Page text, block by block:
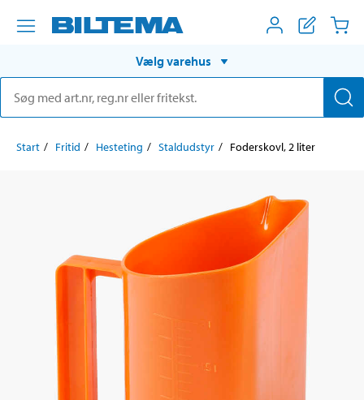
Vælg varehus
Start Fritid Hesteting Staldudstyr Foderskovl, 2 liter